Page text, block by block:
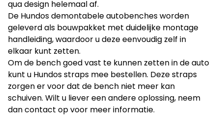
qua design helemaal af.
De Hundos demontabele autobenches worden
geleverd als bouwpakket met duidelijke montage
handleiding, waardoor u deze eenvoudig zelf in
elkaar kunt zetten.
Om de bench goed vast te kunnen zetten in de auto
kunt u Hundos straps mee bestellen. Deze straps
zorgen er voor dat de bench niet meer kan
schuiven. Wilt u liever een andere oplossing, neem
dan contact op voor meer informatie.